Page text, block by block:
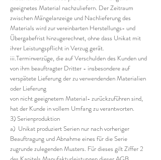
geeignetes Material nachzuliefern. Der Zeitraum
zwischen Mängelanzeige und Nachlieferung des
Materials wird zur vereinbarten Herstellungs- und
Übergabefrist hinzugerechnet, ohne dass Unikat mit
ihrer Leistungspflicht in Verzug gerät.
iii.Terminverzüge, die auf Verschulden des Kunden und
von ihm beauftragter Dritter - insbesondere auf
verspätete Lieferung der zu verwendenden Materialien
oder Lieferung
von nicht geeignetem Material- zurückzuführen sind,
hat der Kunde in vollem Umfang zu verantworten.
3) Serienproduktion
a) Unikat produziert Serien nur nach vorheriger
Beauftragung und Abnahme eines für die Serie
zugrunde zulegenden Musters. Für dieses gilt Ziffer 2